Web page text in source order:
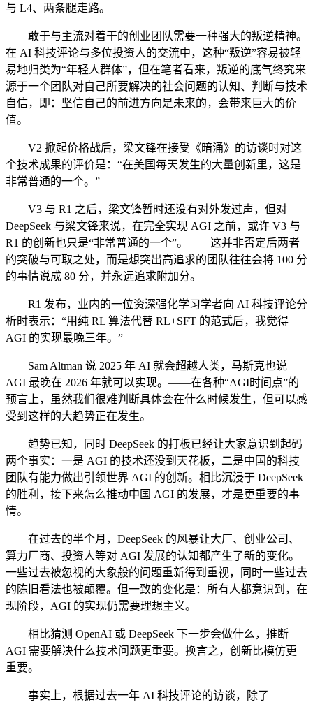
与 L4、两条腿走路。
敢于与主流对着干的创业团队需要一种强大的叛逆精神。
在 AI 科技评论与多位投资人的交流中，这种“叛逆”容易被轻
易地归类为“年轻人群体”，但在笔者看来，叛逆的底气终究来
源于一个团队对自己所要解决的社会问题的认知、判断与技术
自信，即：坚信自己的前进方向是未来的，会带来巨大的价
值。
V2 掀起价格战后，梁文锋在接受《暗涌》的访谈时对这
个技术成果的评价是：“在美国每天发生的大量创新里，这是
非常普通的一个。”
V3 与 R1 之后，梁文锋暂时还没有对外发过声，但对
DeepSeek 与梁文锋来说，在完全实现 AGI 之前，或许 V3 与
R1 的创新也只是“非常普通的一个”。——这并非否定后两者
的突破与可取之处，而是想突出高追求的团队往往会将 100 分
的事情说成 80 分，并永远追求附加分。
R1 发布，业内的一位资深强化学习学者向 AI 科技评论分
析时表示：“用纯 RL 算法代替 RL+SFT 的范式后，我觉得
AGI 的实现最晚三年。”
Sam Altman 说 2025 年 AI 就会超越人类，马斯克也说
AGI 最晚在 2026 年就可以实现。——在各种“AGI时间点”的
预言上，虽然我们很难判断具体会在什么时候发生，但可以感
受到这样的大趋势正在发生。
趋势已知，同时 DeepSeek 的打板已经让大家意识到起码
两个事实：一是 AGI 的技术还没到天花板，二是中国的科技
团队有能力做出引领世界 AGI 的创新。相比沉浸于 DeepSeek
的胜利，接下来怎么推动中国 AGI 的发展，才是更重要的事
情。
在过去的半个月，DeepSeek 的风暴让大厂、创业公司、
算力厂商、投资人等对 AGI 发展的认知都产生了新的变化。
一些过去被忽视的大象般的问题重新得到重视，同时一些过去
的陈旧看法也被颠覆。但一致的变化是：所有人都意识到，在
现阶段，AGI 的实现仍需要理想主义。
相比猜测 OpenAI 或 DeepSeek 下一步会做什么，推断
AGI 需要解决什么技术问题更重要。换言之，创新比模仿更
重要。
事实上，根据过去一年 AI 科技评论的访谈，除了